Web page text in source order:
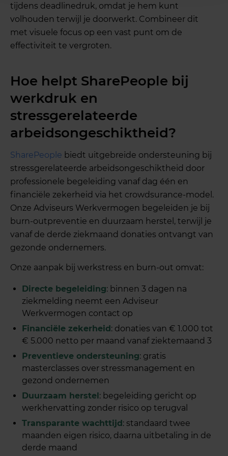
tijdens deadlinedruk, omdat je hem kunt
volhouden terwijl je doorwerkt. Combineer dit
met visuele focus op een vast punt om de
effectiviteit te vergroten.
Hoe helpt SharePeople bij
werkdruk en
stressgerelateerde
arbeidsongeschiktheid?
SharePeople biedt uitgebreide ondersteuning bij
stressgerelateerde arbeidsongeschiktheid door
professionele begeleiding vanaf dag één en
financiële zekerheid via het crowdsurance-model.
Onze Adviseurs Werkvermogen begeleiden je bij
burn-outpreventie en duurzaam herstel, terwijl je
vanaf de derde ziekmaand donaties ontvangt van
gezonde ondernemers.
Onze aanpak bij werkstress en burn-out omvat:
Directe begeleiding: binnen 3 dagen na
ziekmelding neemt een Adviseur
Werkvermogen contact op
Financiële zekerheid: donaties van € 1.000 tot
€ 5.000 netto per maand vanaf ziektemaand 3
Preventieve ondersteuning: gratis
masterclasses over stressmanagement en
gezond ondernemen
Duurzaam herstel: begeleiding gericht op
werkhervatting zonder risico op terugval
Transparante wachttijd: standaard twee
maanden eigen risico, daarna uitbetaling in de
derde maand